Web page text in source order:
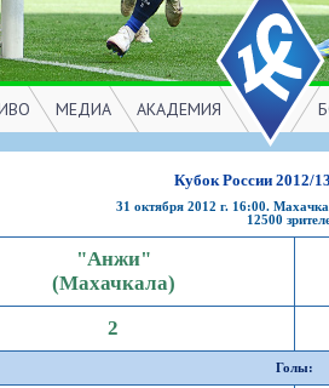
УЕФА
МЕДИА
Фото
Крылья Советов - ТВ
Трансляции матчей
Прочее
АКАДЕМИЯ
Кубок России 2012/
31 октября 2012 г. 16:00.
12500
"Анжи"
(Махачкала)
2
Голы: